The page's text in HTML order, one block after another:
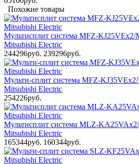
Похожие товары
Мультисплит система MFZ-
Mitsubishi Electric
244296руб. 239296руб.
Мульти-сплит система MFZ-
Mitsubishi Electric
254226руб.
Мультисплит система MLZ-
Mitsubishi Electric
165344руб. 160344руб.